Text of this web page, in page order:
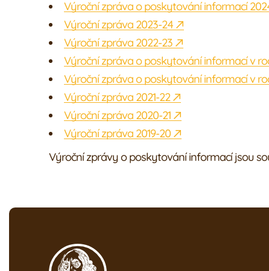
Výroční zpráva o poskytování informací
Výroční zpráva 2023-24
Výroční zpráva 2022-23
Výroční zpráva o poskytování informací v
Výroční zpráva o poskytování informací v
Výroční zpráva 2021-22
Výroční zpráva 2020-21
Výroční zpráva 2019-20
Výroční zprávy o poskytování informací jsou